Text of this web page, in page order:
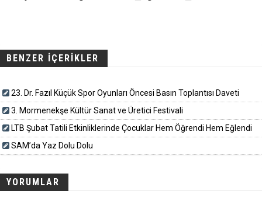
BENZER İÇERİKLER
23. Dr. Fazıl Küçük Spor Oyunları Öncesi Basın Toplantısı Daveti
3. Mormenekşe Kültür Sanat ve Üretici Festivali
LTB Şubat Tatili Etkinliklerinde Çocuklar Hem Öğrendi Hem Eğlendi
SAM’da Yaz Dolu Dolu
YORUMLAR